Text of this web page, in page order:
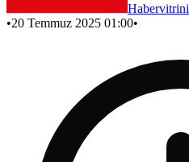
Habervitrini
•20 Temmuz 2025 01:00•